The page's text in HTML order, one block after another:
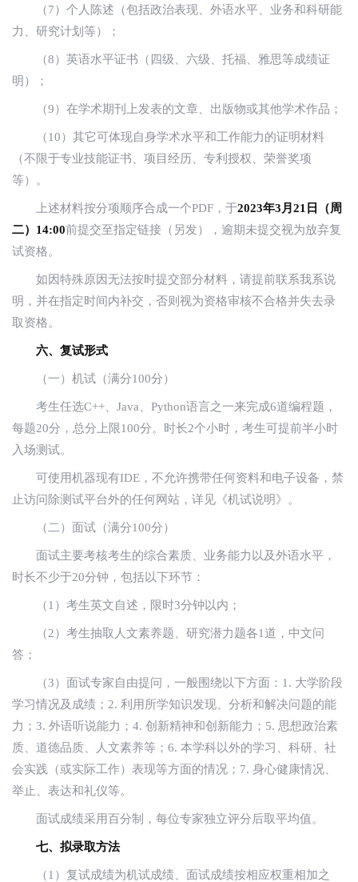
（7）个人陈述（包括政治表现、外语水平、业务和科研能
力、研究计划等）；
（8）英语水平证书（四级、六级、托福、雅思等成绩证
明）；
（9）在学术期刊上发表的文章、出版物或其他学术作品；
（10）其它可体现自身学术水平和工作能力的证明材料
（不限于专业技能证书、项目经历、专利授权、荣誉奖项
等）。
上述材料按分项顺序合成一个PDF，于2023年3月21日（周
二）14:00前提交至指定链接（另发），逾期未提交视为放弃复
试资格。
如因特殊原因无法按时提交部分材料，请提前联系我系说
明，并在指定时间内补交，否则视为资格审核不合格并失去录
取资格。
六、复试形式
（一）机试（满分100分）
考生任选C++、Java、Python语言之一来完成6道编程题，
每题20分，总分上限100分。时长2个小时，考生可提前半小时
入场测试。
可使用机器现有IDE，不允许携带任何资料和电子设备，禁
止访问除测试平台外的任何网站，详见《机试说明》。
（二）面试（满分100分）
面试主要考核考生的综合素质、业务能力以及外语水平，
时长不少于20分钟，包括以下环节：
（1）考生英文自述，限时3分钟以内；
（2）考生抽取人文素养题、研究潜力题各1道，中文问
答；
（3）面试专家自由提问，一般围绕以下方面：1. 大学阶段
学习情况及成绩；2. 利用所学知识发现、分析和解决问题的能
力；3. 外语听说能力；4. 创新精神和创新能力；5. 思想政治素
质、道德品质、人文素养等；6. 本学科以外的学习、科研、社
会实践（或实际工作）表现等方面的情况；7. 身心健康情况、
举止、表达和礼仪等。
面试成绩采用百分制，每位专家独立评分后取平均值。
七、拟录取方法
（1）复试成绩为机试成绩、面试成绩按相应权重相加之